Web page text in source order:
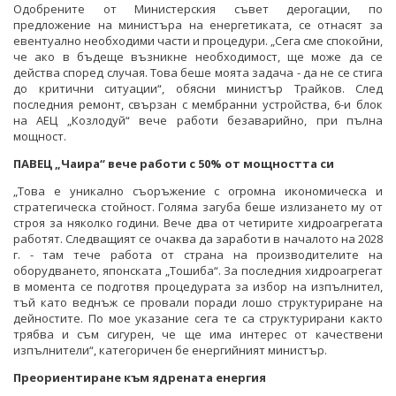
Одобрените от Министерския съвет дерогации, по
предложение на министъра на енергетиката, се отнасят за
евентуално необходими части и процедури. „Сега сме спокойни,
че ако в бъдеще възникне необходимост, ще може да се
действа според случая. Това беше моята задача - да не се стига
до критични ситуации“, обясни министър Трайков. След
последния ремонт, свързан с мембранни устройства, 6-и блок
на АЕЦ „Козлодуй“ вече работи безаварийно, при пълна
мощност.
ПАВЕЦ „Чаира“ вече работи с 50% от мощността си
„Това е уникално съоръжение с огромна икономическа и
стратегическа стойност. Голяма загуба беше излизането му от
строя за няколко години. Вече два от четирите хидроагрегата
работят. Следващият се очаква да заработи в началото на 2028
г. - там тече работа от страна на производителите на
оборудването, японската „Тошиба“. За последния хидроагрегат
в момента се подготвя процедурата за избор на изпълнител,
тъй като веднъж се провали поради лошо структуриране на
дейностите. По мое указание сега те са структурирани както
трябва и съм сигурен, че ще има интерес от качествени
изпълнители“, категоричен бе енергийният министър.
Преориентиране към ядрената енергия